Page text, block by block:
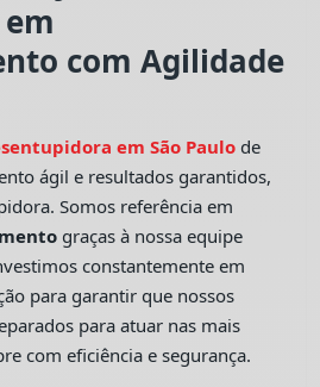
com Agilidade
em São Paulo de
ágil e resultados garantidos,
Somos referência em
graças à nossa equipe
constantemente em
para garantir que nossos
para atuar nas mais
com eficiência e segurança.